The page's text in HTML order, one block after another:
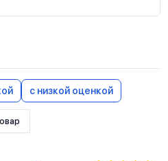
с низкой оценкой